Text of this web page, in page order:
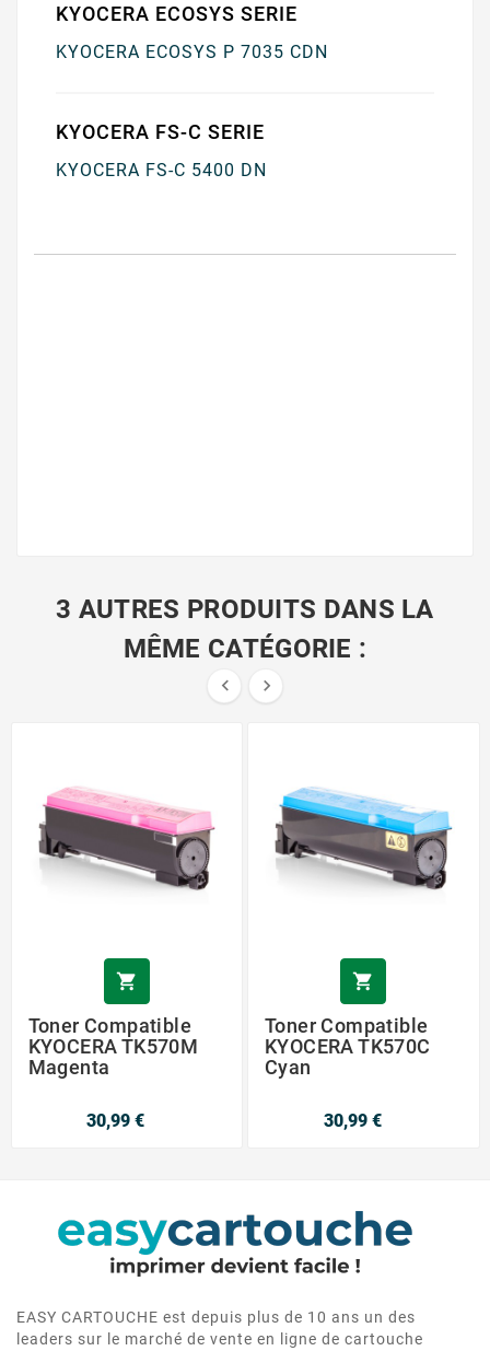
KYOCERA ECOSYS SERIE
KYOCERA ECOSYS P 7035 CDN
KYOCERA FS-C SERIE
KYOCERA FS-C 5400 DN
3 AUTRES PRODUITS DANS LA
MÊME CATÉGORIE :
 

Toner Compatible
KYOCERA TK570M
Magenta
30,99 €

Toner Compatible
KYOCERA TK570C
Cyan
30,99 €
EASY CARTOUCHE est depuis plus de 10 ans un des
leaders sur le marché de vente en ligne de cartouche